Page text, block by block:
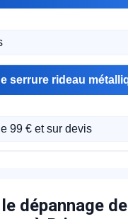
serrure rideau
99 € et sur devis
dépannage